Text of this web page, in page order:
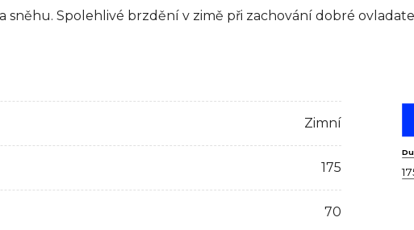
Spolehlivé brzdění v zimě při zachování dobré
Zimní
175
70